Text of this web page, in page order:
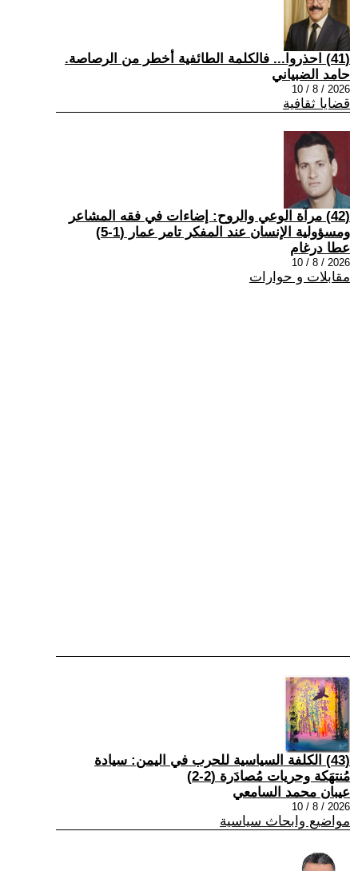
(41) احذروا... فالكلمة الطائفية أخطر من الرصاصة.
حامد الضبياني
2026 / 8 / 10
قضايا ثقافية
(42) مرآة الوعي والروح: إضاءات في فقه المشاعر
ومسؤولية الإنسان عند المفكر تامر عمار (1-5)
عطا درغام
2026 / 8 / 10
مقابلات و حوارات
(43) الكلفة السياسية للحرب في اليمن: سيادة
مُنتهَكة وحريات مُصادَرة (2-2)
عيبان محمد السامعي
2026 / 8 / 10
مواضيع وابحاث سياسية